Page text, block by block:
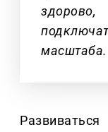
масштаба.